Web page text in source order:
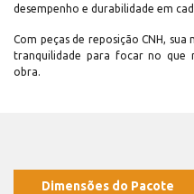
desempenho e durabilidade em
Com peças de reposição CNH,
tranquilidade para focar no que
obra.
Dimensões do Pacote